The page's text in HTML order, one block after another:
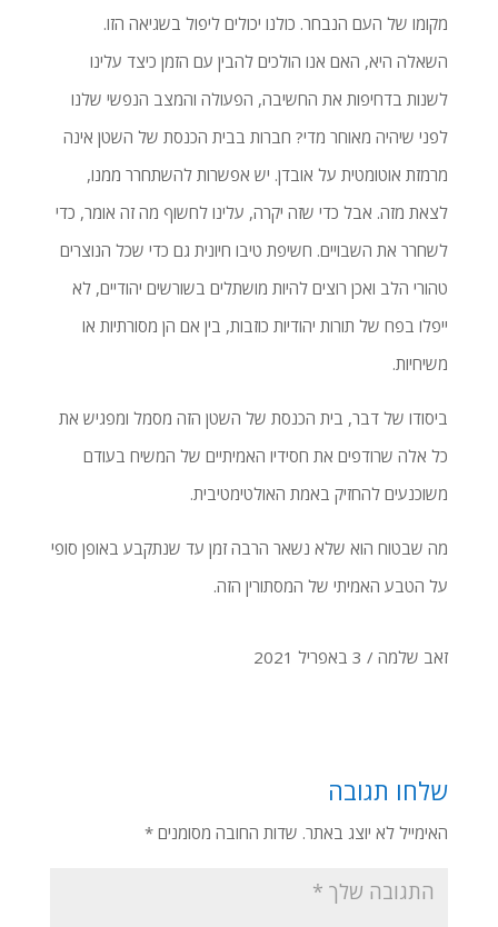
מקומו של העם הנבחר. כולנו יכולים ליפול בשגיאה הזו.
השאלה היא, האם אנו הולכים להבין עם הזמן כיצד עלינו
לשנות בדחיפות את החשיבה, הפעולה והמצב הנפשי שלנו
לפני שיהיה מאוחר מדי? חברות בבית הכנסת של השטן אינה
מרמזת אוטומטית על אובדן. יש אפשרות להשתחרר ממנו,
לצאת מזה. אבל כדי שזה יקרה, עלינו לחשוף מה זה אומר, כדי
לשחרר את השבויים. חשיפת טיבו חיונית גם כדי שכל הנוצרים
טהורי הלב ואכן רוצים להיות מושתלים בשורשים יהודיים, לא
ייפלו בפח של תורות יהודיות כוזבות, בין אם הן מסורתיות או
משיחיות.
ביסודו של דבר, בית הכנסת של השטן הזה מסמל ומפגיש את
כל אלה שרודפים את חסידיו האמיתיים של המשיח בעודם
משוכנעים להחזיק באמת האולטימטיבית.
מה שבטוח הוא שלא נשאר הרבה זמן עד שנתקבע באופן סופי
על הטבע האמיתי של המסתורין הזה.
זאב שלמה / 3 באפריל 2021
שלחו תגובה
האימייל לא יוצג באתר. שדות החובה מסומנים *